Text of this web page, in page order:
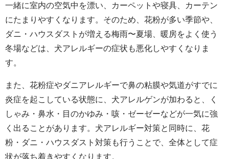
一緒に室内の空気中を漂い、カーペットや寝具、カーテン
にたまりやすくなります。そのため、花粉が多い季節や、
ダニ・ハウスダストが増える梅雨〜夏場、暖房をよく使う
冬場などは、犬アレルギーの症状も悪化しやすくなりま
す。
また、花粉症やダニアレルギーで鼻の粘膜や気道がすでに
炎症を起こしている状態に、犬アレルゲンが加わると、く
しゃみ・鼻水・目のかゆみ・咳・ゼーゼーなどが一気に強
く出ることがあります。犬アレルギー対策と同時に、花
粉・ダニ・ハウスダスト対策も行うことで、全体として症
状が落ち着きやすくなります。